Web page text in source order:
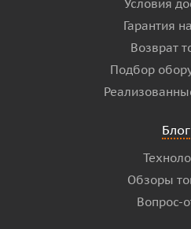
Условия
Гарантия
Возврат
Подбор
Блог
Обзоры
Вопрос-